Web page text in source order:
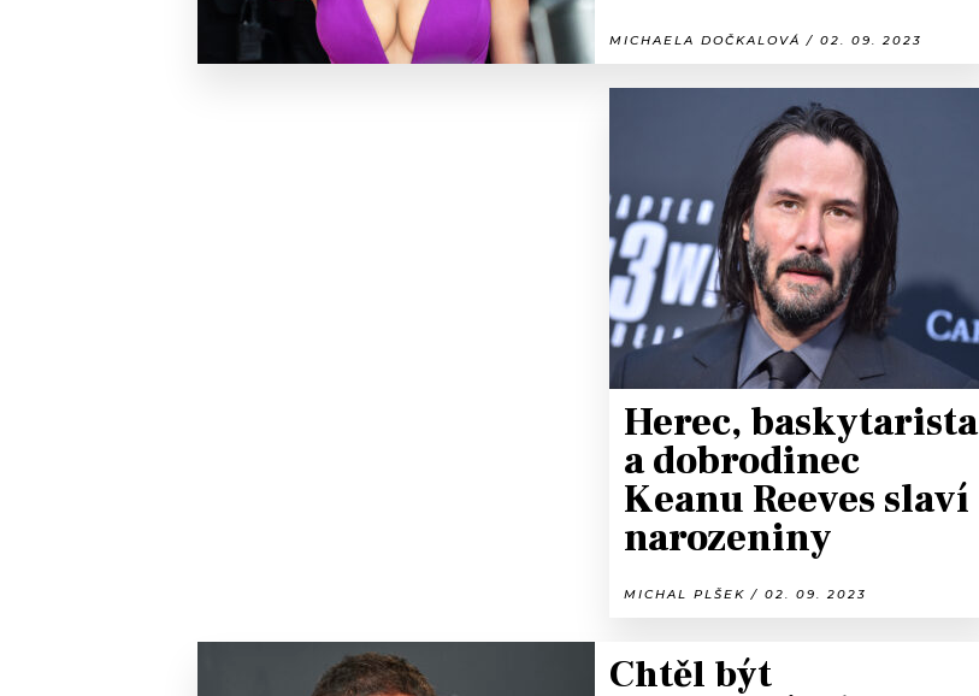
MICHAELA DOČKALOVÁ / 02. 09. 2023
Herec, baskytarista
a dobrodinec
Keanu Reeves slaví
narozeniny
MICHAL PLŠEK / 02. 09. 2023
Chtěl být